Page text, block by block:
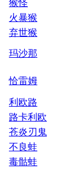
猴怪
火暴猴
弃世猴
玛沙那
恰雷姆
利欧路
路卡利欧
苍炎刃鬼
不良蛙
毒骷蛙